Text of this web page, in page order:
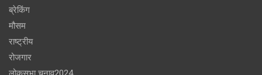
ब्रेकिंग
मौसम
राष्ट्रीय
रोजगार